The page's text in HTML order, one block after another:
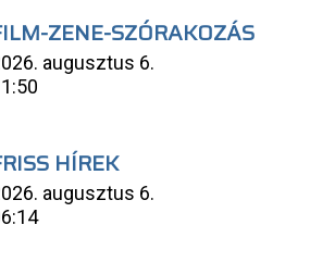
ZENE-SZÓRAKOZÁS
augusztus 6.
HÍREK
augusztus 6.